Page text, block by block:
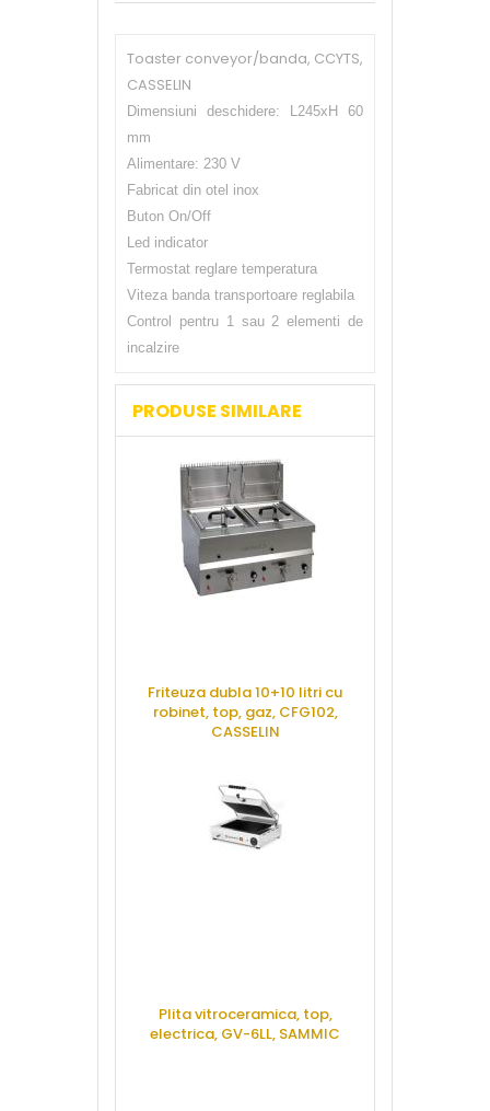
Toaster conveyor/banda, CCYTS,
CASSELIN
Dimensiuni deschidere: L245xH 60
mm
Alimentare: 230 V
Fabricat din otel inox
Buton On/Off
Led indicator
Termostat reglare temperatura
Viteza banda transportoare reglabila
Control pentru 1 sau 2 elementi de
incalzire
PRODUSE SIMILARE
Friteuza dubla 10+10 litri cu
robinet, top, gaz, CFG102,
CASSELIN
Plita vitroceramica, top,
electrica, GV-6LL, SAMMIC